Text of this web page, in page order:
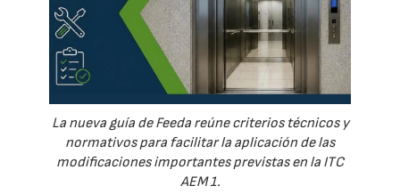
La nueva guía de Feeda reúne criterios técnicos y
normativos para facilitar la aplicación de las
modificaciones importantes previstas en la ITC
AEM 1.